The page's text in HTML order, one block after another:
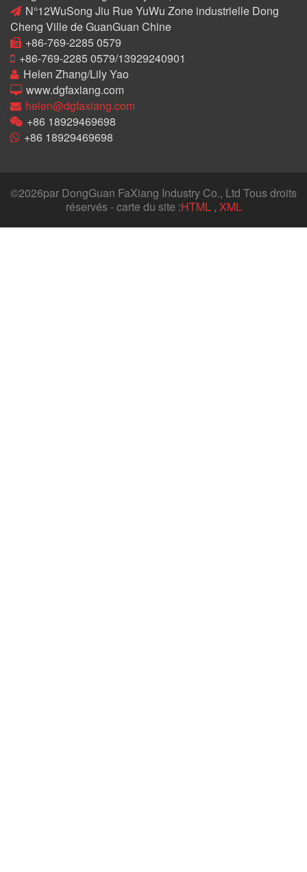
N°12WuSong Jiu Rue YuWu Zone industrielle Dong
Cheng Ville de GuanGuan Chine
+86-769-2285 0579
+86-769-2285 0579/13929240901
Helen Zhang/Lily Yao
www.dgfaxiang.com
helen@dgfaxiang.com
+86 18929469698
+86 18929469698
©2026par DongGuan FaXiang Industry Co., Ltd Tous droits
réservés - carte du site :HTML, XML